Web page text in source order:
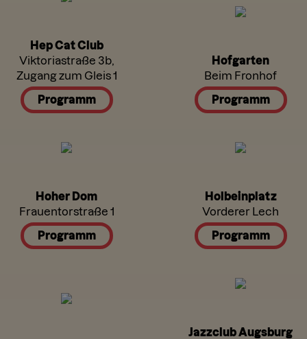
Hep Cat Club
Viktoriastraße 3b,
Zugang zum Gleis 1
Programm
Hofgarten
Beim Fronhof
Programm
Hoher Dom
Frauentorstraße 1
Programm
Holbeinplatz
Vorderer Lech
Programm
Jazzclub Augsburg